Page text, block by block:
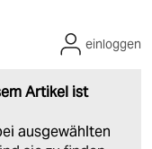
Artikel ist
ausgewählten
einloggen